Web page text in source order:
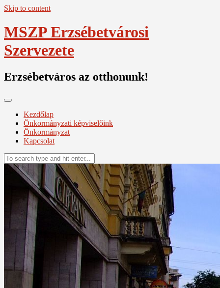
Skip to content
MSZP Erzsébetvárosi
Szervezete
Erzsébetváros az otthonunk!
Kezdőlap
Önkormányzati képviselőink
Önkormányzat
Kapcsolat